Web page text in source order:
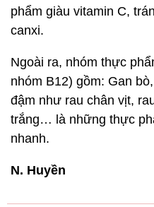
phẩm giàu vitamin C,
canxi.
Ngoài ra, nhóm thực
nhóm B12) gồm: Gan
đậm như rau chân vịt,
trắng… là những thực
nhanh.
N. Huyền